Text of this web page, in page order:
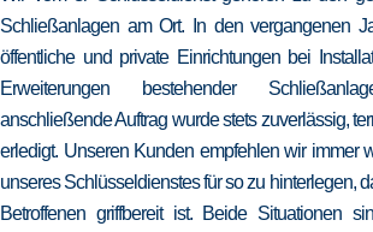
Schließanlagen am Ort. In den vergangenen
öffentliche und private Einrichtungen bei
Erweiterungen bestehender
anschließende Auftrag wurde stets zuverlässig,
erledigt. Unseren Kunden empfehlen wir immer
unseres Schlüsseldienstes für so zu hinterlegen,
Betroffenen griffbereit ist. Beide Situationen